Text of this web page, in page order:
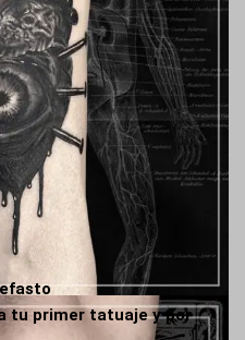
tu primer tatuaje y por